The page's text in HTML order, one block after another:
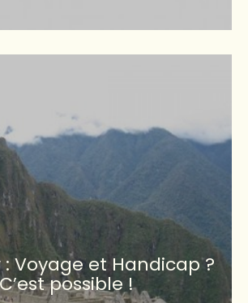
Voyage et Handicap ?
C’est possible !